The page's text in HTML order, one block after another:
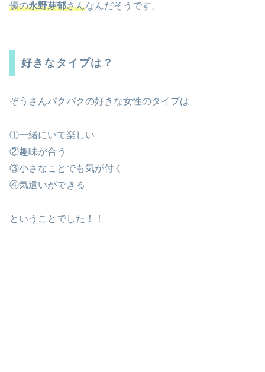
優の永野芽郁さんなんだそうです。
好きなタイプは？
ぞうさんパクパクの好きな女性のタイプは
①一緒にいて楽しい
②趣味が合う
③小さなことでも気が付く
④気遣いができる
ということでした！！